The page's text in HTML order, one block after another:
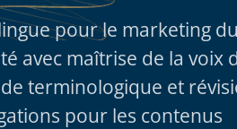
pour le marketing
avec maîtrise de la voix
terminologique et
pour les contenus